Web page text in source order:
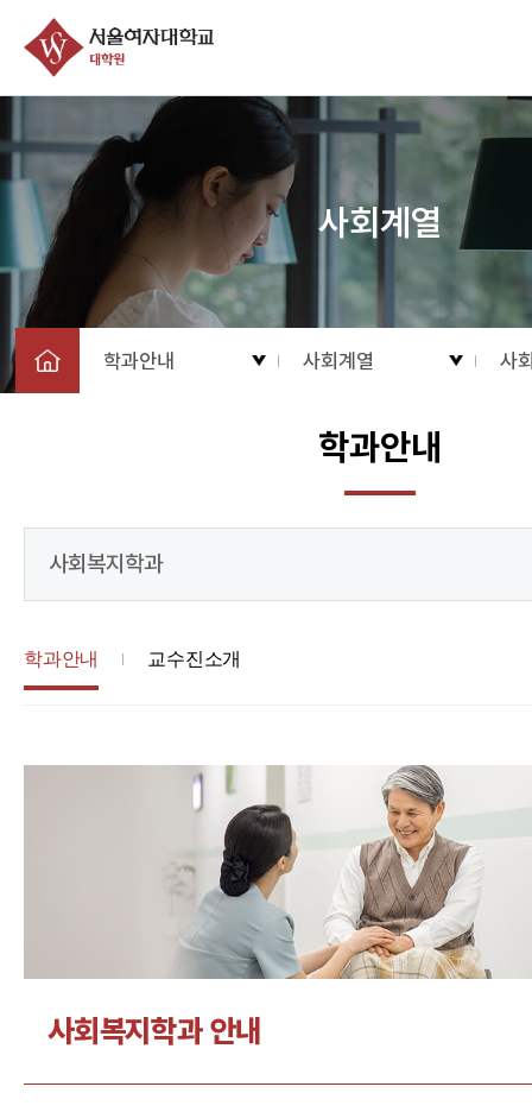
사회계열
학과안내 사회계열 사
학과안내
사회복지학과
학과안내 교수진소개
사회복지학과 안내